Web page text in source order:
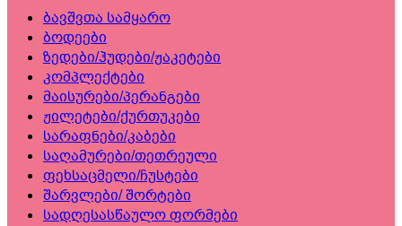
ბავშვთა სამყარო
ბოდეები
ზედები/ჰუდები/ჟაკეტები
კომპლექტები
მაისურები/პერანგები
ჟილეტები/ქურთუკები
სარაფნები/კაბები
საღამურები/თეთრეული
ფეხსაცმელი/ჩუსტები
შარვლები/ შორტები
სადღესასწაულო ფორმები